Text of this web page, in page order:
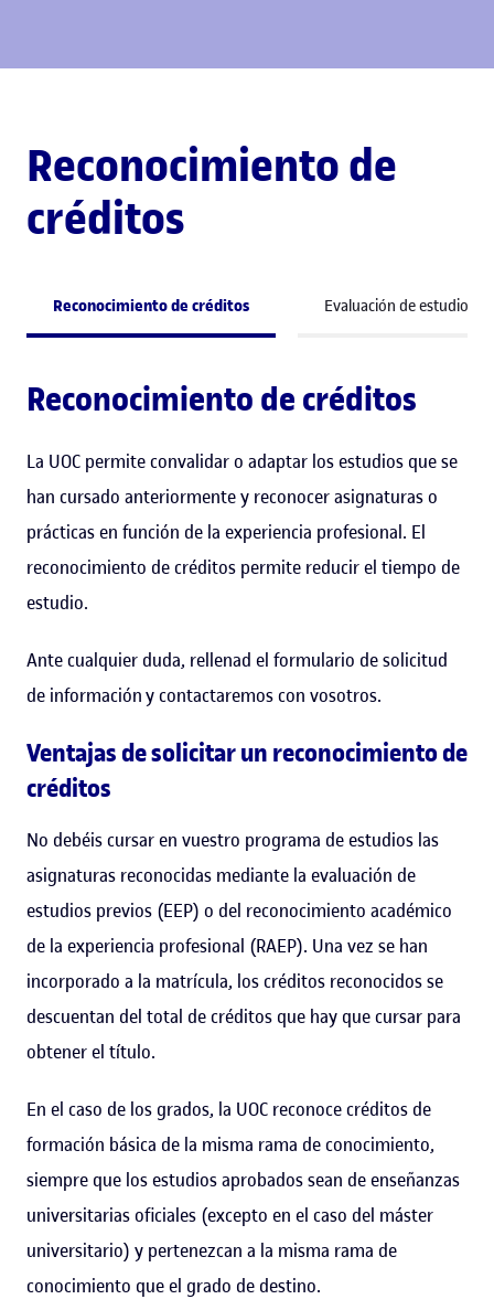
Reconocimiento de
créditos
Reconocimiento de créditos Evaluación de estudios
Reconocimiento de créditos
La UOC permite convalidar o adaptar los estudios que se
han cursado anteriormente y reconocer asignaturas o
prácticas en función de la experiencia profesional. El
reconocimiento de créditos permite reducir el tiempo de
estudio.
Ante cualquier duda, rellenad el formulario de solicitud
de información y contactaremos con vosotros.
Ventajas de solicitar un reconocimiento de
créditos
No debéis cursar en vuestro programa de estudios las
asignaturas reconocidas mediante la evaluación de
estudios previos (EEP) o del reconocimiento académico
de la experiencia profesional (RAEP). Una vez se han
incorporado a la matrícula, los créditos reconocidos se
descuentan del total de créditos que hay que cursar para
obtener el título.
En el caso de los grados, la UOC reconoce créditos de
formación básica de la misma rama de conocimiento,
siempre que los estudios aprobados sean de enseñanzas
universitarias oficiales (excepto en el caso del máster
universitario) y pertenezcan a la misma rama de
conocimiento que el grado de destino.